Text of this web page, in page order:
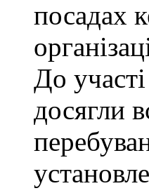
посадах
До
досягли